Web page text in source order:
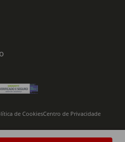
de CookiesCentro de Privacidade